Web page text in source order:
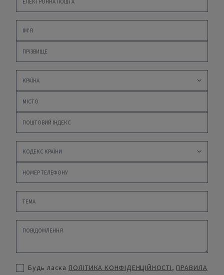
Будь ласка ПОЛІТИКА КОНФІДЕНЦІЙНОСТІ, ПРАВИЛА